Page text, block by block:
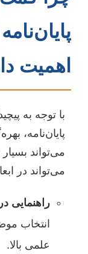
اهمیت
با توجه به
پایان‌نامه،
می‌تواند
می‌تواند در
راهنمایی
انتخاب
علمی بالا.